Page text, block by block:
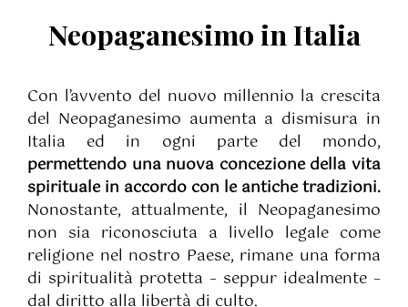
Neopaganesimo in Italia
Con l’avvento del nuovo millennio la crescita
del Neopaganesimo aumenta a dismisura in
Italia ed in ogni parte del mondo,
permettendo una nuova concezione della vita
spirituale in accordo con le antiche tradizioni.
Nonostante, attualmente, il Neopaganesimo
non sia riconosciuta a livello legale come
religione nel nostro Paese, rimane una forma
di spiritualità protetta – seppur idealmente –
dal diritto alla libertà di culto.